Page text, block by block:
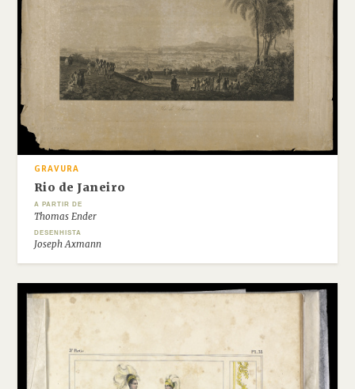
GRAVURA
Rio de Janeiro
A PARTIR DE
Thomas Ender
DESENHISTA
Joseph Axmann